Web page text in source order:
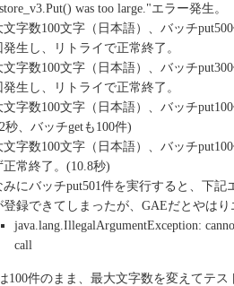
was too large."エラー発生。
文字数100文字（日本語）、バッチ
発生し、リトライで正常終了。
文字数100文字（日本語）、バッチ
発生し、リトライで正常終了。
文字数100文字（日本語）、バッチ
秒、バッチgetも100件)
文字数100文字（日本語）、バッチ
正常終了。(10.8秒)
みにバッチput501件を実行すると、下記
登録できてしまったが、GAEだとやは
java.lang.IllegalArgumentException:
call
100件のまま、最大文字数を変えてテス